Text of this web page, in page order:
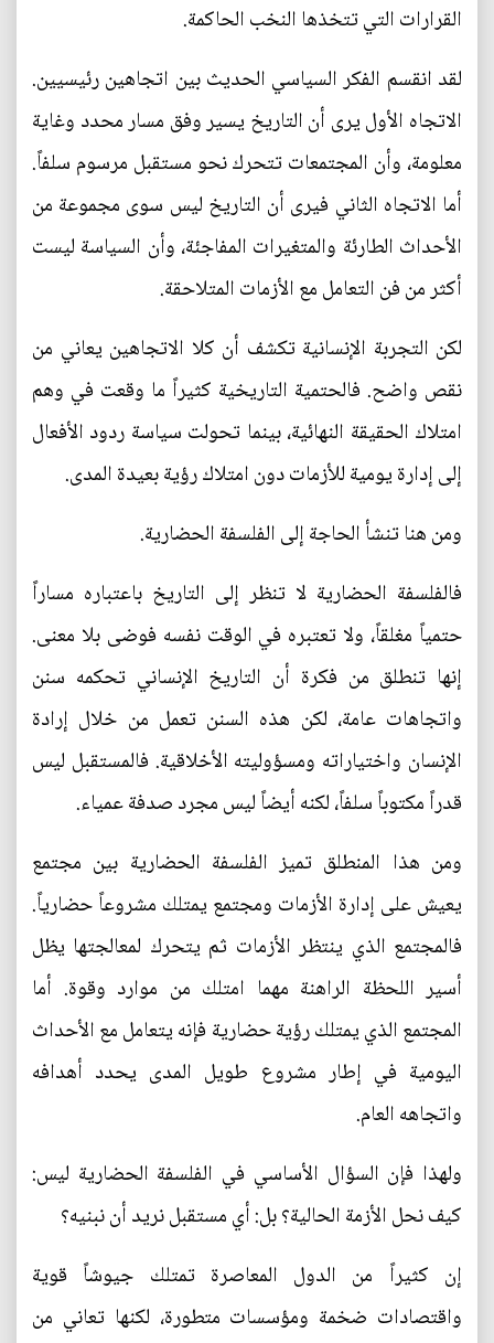
القرارات التي تتخذها النخب الحاكمة.
لقد انقسم الفكر السياسي الحديث بين اتجاهين رئيسيين.
الاتجاه الأول يرى أن التاريخ يسير وفق مسار محدد وغاية
معلومة، وأن المجتمعات تتحرك نحو مستقبل مرسوم سلفاً.
أما الاتجاه الثاني فيرى أن التاريخ ليس سوى مجموعة من
الأحداث الطارئة والمتغيرات المفاجئة، وأن السياسة ليست
أكثر من فن التعامل مع الأزمات المتلاحقة.
لكن التجربة الإنسانية تكشف أن كلا الاتجاهين يعاني من
نقص واضح. فالحتمية التاريخية كثيراً ما وقعت في وهم
امتلاك الحقيقة النهائية، بينما تحولت سياسة ردود الأفعال
إلى إدارة يومية للأزمات دون امتلاك رؤية بعيدة المدى.
ومن هنا تنشأ الحاجة إلى الفلسفة الحضارية.
فالفلسفة الحضارية لا تنظر إلى التاريخ باعتباره مساراً
حتمياً مغلقاً، ولا تعتبره في الوقت نفسه فوضى بلا معنى.
إنها تنطلق من فكرة أن التاريخ الإنساني تحكمه سنن
واتجاهات عامة، لكن هذه السنن تعمل من خلال إرادة
الإنسان واختياراته ومسؤوليته الأخلاقية. فالمستقبل ليس
قدراً مكتوباً سلفاً، لكنه أيضاً ليس مجرد صدفة عمياء.
ومن هذا المنطلق تميز الفلسفة الحضارية بين مجتمع
يعيش على إدارة الأزمات ومجتمع يمتلك مشروعاً حضارياً.
فالمجتمع الذي ينتظر الأزمات ثم يتحرك لمعالجتها يظل
أسير اللحظة الراهنة مهما امتلك من موارد وقوة. أما
المجتمع الذي يمتلك رؤية حضارية فإنه يتعامل مع الأحداث
اليومية في إطار مشروع طويل المدى يحدد أهدافه
واتجاهه العام.
ولهذا فإن السؤال الأساسي في الفلسفة الحضارية ليس:
كيف نحل الأزمة الحالية؟ بل: أي مستقبل نريد أن نبنيه؟
إن كثيراً من الدول المعاصرة تمتلك جيوشاً قوية
واقتصادات ضخمة ومؤسسات متطورة، لكنها تعاني من